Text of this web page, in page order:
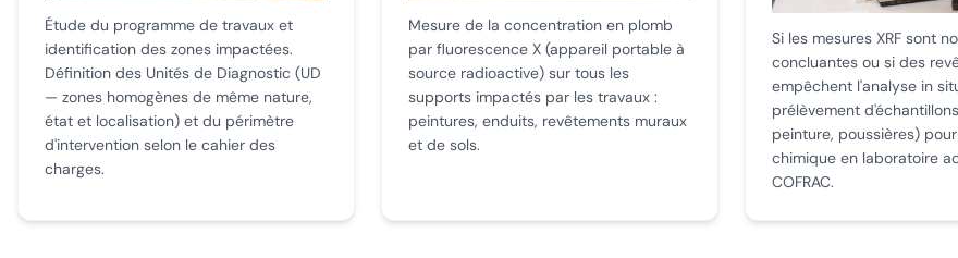
Étude du programme de travaux et
identification des zones impactées.
Définition des Unités de Diagnostic (UD
— zones homogènes de même nature,
état et localisation) et du périmètre
d'intervention selon le cahier des
charges.
Mesure de la concentration en plomb
par fluorescence X (appareil portable à
source radioactive) sur tous les
supports impactés par les travaux :
peintures, enduits, revêtements muraux
et de sols.
Si les mesures XRF sont
concluantes ou si des
empêchent l'analyse in
prélèvement
peinture, poussières)
chimique en laboratoire
COFRAC.